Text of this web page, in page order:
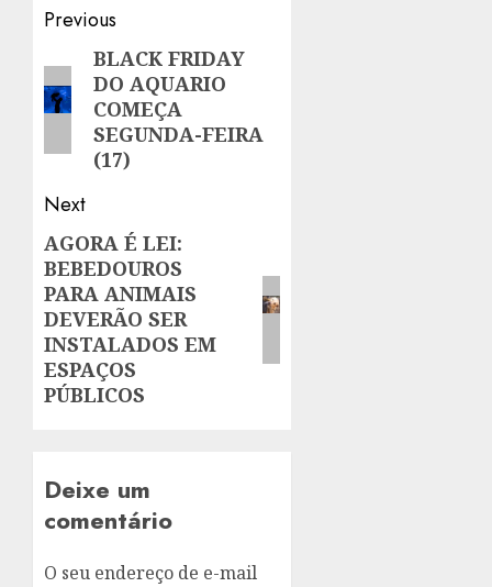
Post
navigation
Previous
Previous
post:
BLACK FRIDAY
DO AQUARIO
COMEÇA
SEGUNDA-FEIRA
(17)
Next
Next
post:
AGORA É LEI:
BEBEDOUROS
PARA ANIMAIS
DEVERÃO SER
INSTALADOS EM
ESPAÇOS
PÚBLICOS
Deixe um
comentário
O seu endereço de e-mail